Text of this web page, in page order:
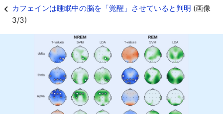
カフェインは睡眠中の脳を「覚醒」させていると判明 (画像
3/3)